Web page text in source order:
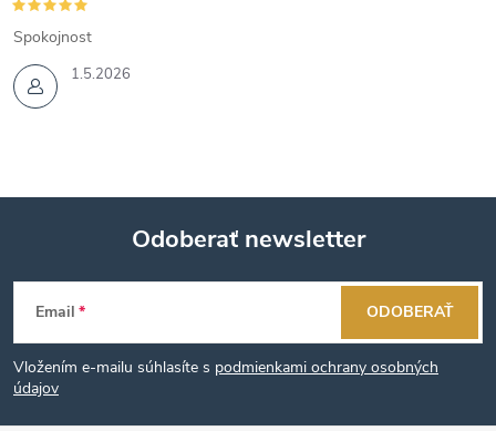
1.5.2026
Spokojnost
Z
á
p
Odoberať newsletter
Email
Vložením e-mailu súhlasíte s podmienkami ochrany osobných
údajov
ODOBERAŤ